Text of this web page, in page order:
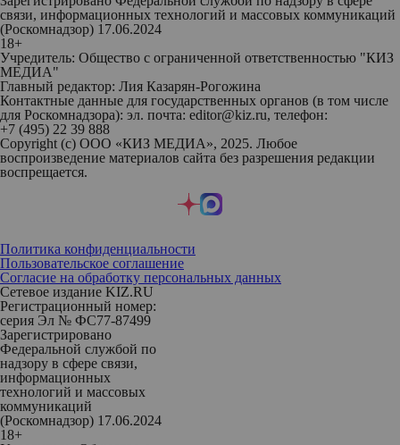
связи, информационных технологий и массовых коммуникаций
(Роскомнадзор) 17.06.2024
18+
Учредитель: Общество с ограниченной ответственностью "КИЗ
МЕДИА"
Главный редактор: Лия Казарян-Рогожина
Контактные данные для государственных органов (в том числе
для Роскомнадзора): эл. почта: editor@kiz.ru, телефон:
+7 (495) 22 39 888
Copyright (с) ООО «КИЗ МЕДИА», 2025. Любое
воспроизведение материалов сайта без разрешения редакции
воспрещается.
Политика конфиденциальности
Пользовательское соглашение
Согласие на обработку персональных данных
Сетевое издание KIZ.RU
Регистрационный номер:
серия Эл № ФС77-87499
Зарегистрировано
Федеральной службой по
надзору в сфере связи,
информационных
технологий и массовых
коммуникаций
(Роскомнадзор) 17.06.2024
18+